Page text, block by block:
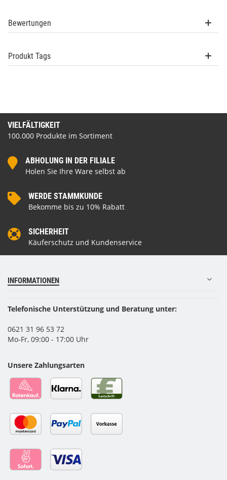
Bewertungen
Produkt Tags
VIELFÄLTIGKEIT
100.000 Produkte im Sortiment
ABHOLUNG IN DER FILIALE
Holen Sie Ihre Ware selbst ab
WERDE STAMMKUNDE
Bekomme bis zu 10% Rabatt
SICHERHEIT
Käuferschutz und Kundenservice
INFORMATIONEN
Telefonische Unterstützung und Beratung unter:
0621 31 96 53 72
Mo-Fr, 09:00 - 17:00 Uhr
Unsere Zahlungsarten